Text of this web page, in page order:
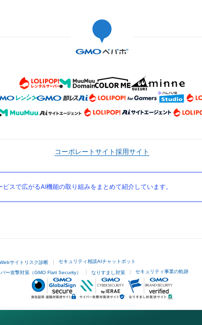
コーポレートサイト採用サイト
スで広がるAI機能の取り組みをまとめて紹介しています。
Webサイトリスク診断 セキュリティ相談AIチャットボット
ー攻撃対策（GMO Flatt Security） なりすまし対策 セキュリティ事業の軌跡